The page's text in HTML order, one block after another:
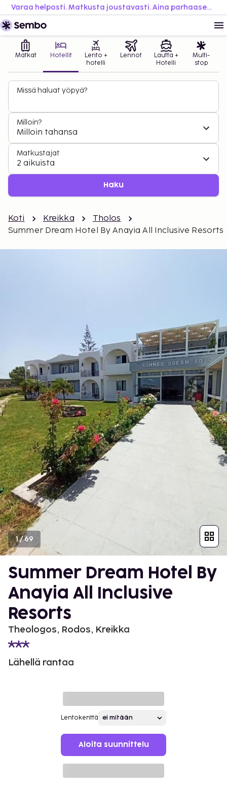
Varaa helposti. Matkusta joustavasti. Aina parhaaseen hintaan.
Matkat Hotellit
Lento +
hotelli
Lennot
Lautta +
Hotelli
Multi-
stop
Missä haluat yöpyä?
Milloin?
Milloin tahansa
Matkustajat
2 aikuista
Haku
Koti Kreikka
Tholos
Summer Dream Hotel By Anayia All Inclusive Resorts
1/69
Summer Dream Hotel By
Anayia All Inclusive
Resorts
Theologos, Rodos, Kreikka
Lähellä rantaa
Lentokenttä
Aloita suunnittelu